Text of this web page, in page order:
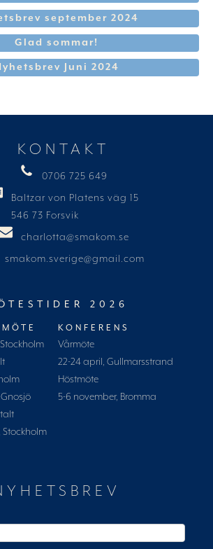
september 2024
Glad sommar!
Juni 2024
KONTAKT
0706 725 649
Baltzar von Platens väg 15
546 73 Forsvik
charlotta@smakom.se
smakom.sverige@gmail.com
2026
Stockholm
KONFERENS
Vårmöte
22-24 april, Gullmarsstrand
Höstmöte
5-6 november, Bromma